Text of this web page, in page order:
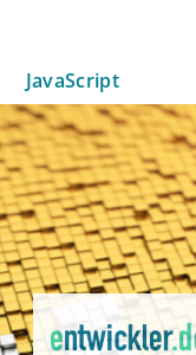
JavaScript